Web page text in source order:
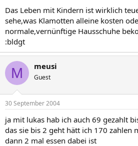
Das Leben mit Kindern ist wirklich
sehe,was Klamotten alleine kosten
normale,vernünftige Hausschuhe
:bldgt
M meusi
Guest
30 September 2004
ja mit lukas hab ich auch 69 gezahlt
das sie bis 2 geht hätt ich 170 zahlen
dann 2 mal essen dabei ist